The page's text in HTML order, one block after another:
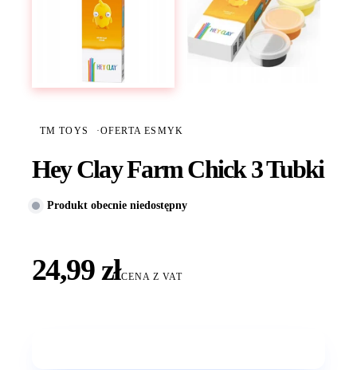
TM TOYS ·OFERTA ESMYK
Hey Clay Farm Chick 3 Tubki
Produkt obecnie niedostępny
24,99 złCENA Z VAT